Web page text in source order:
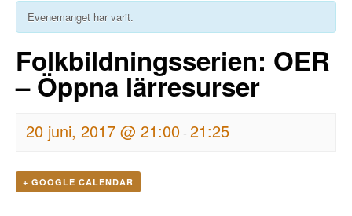
Evenemanget har varit.
Folkbildningsserien: OER
– Öppna lärresurser
20 juni, 2017 @ 21:00-21:25
+ GOOGLE CALENDAR